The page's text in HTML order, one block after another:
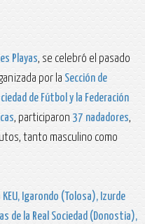
Playas, se celebró el pasado
por la Sección de
de Fútbol y la Federación
, participaron 37 nadadores,
tanto masculino como
KEU, Igarondo (Tolosa), Izurde
de la Real Sociedad (Donostia),